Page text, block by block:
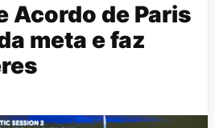
Acordo de Paris
meta e faz